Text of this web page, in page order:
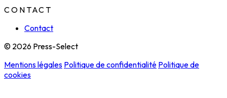
CONTACT
Contact
© 2026 Press-Select
Mentions légales Politique de confidentialité Politique de
cookies